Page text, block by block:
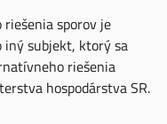
sporov je
iný subjekt, ktorý sa
riešenia
hospodárstva SR.